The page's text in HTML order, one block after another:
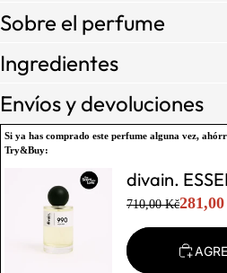
Sobre el perfume
Ingredientes
Envíos y devoluciones
Si ya has comprado este perfume alguna vez,
Try&Buy:
divain.
710,00 Kč